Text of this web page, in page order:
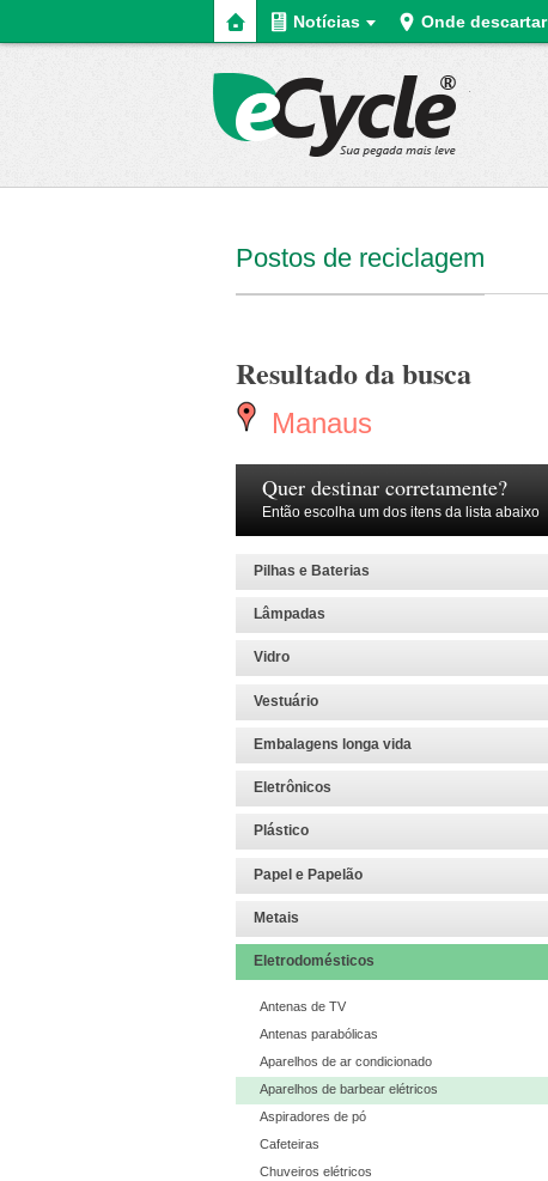
HomeNotícias Onde descartar
Postos de reciclagem
Resultado da busca
Manaus
Quer destinar corretamente?
Então escolha um dos itens da lista abaixo
Pilhas e Baterias
Lâmpadas
Vidro
Vestuário
Embalagens longa vida
Eletrônicos
Plástico
Papel e Papelão
Metais
Eletrodomésticos
Antenas de TV
Antenas parabólicas
Aparelhos de ar condicionado
Aparelhos de barbear elétricos
Aspiradores de pó
Cafeteiras
Chuveiros elétricos